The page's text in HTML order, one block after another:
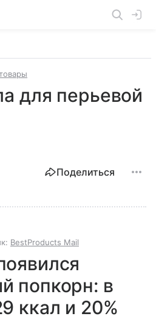
для перьевой
Поделиться
BestProducts Mail
попкорн: в
ккал и 20%